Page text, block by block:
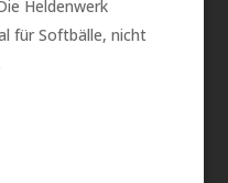
Heldenwerk
für Softbälle, nicht